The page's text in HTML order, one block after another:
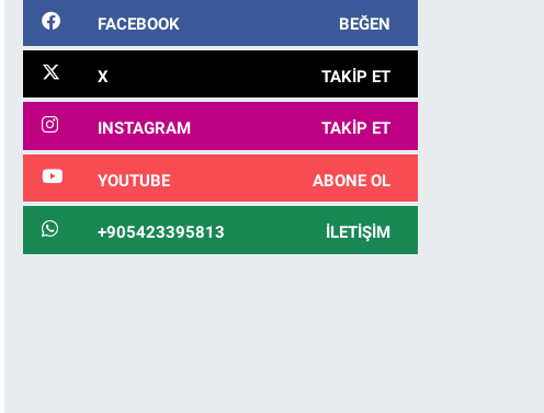
FACEBOOK BEĞEN
X TAKIP ET
INSTAGRAM TAKIP ET
YOUTUBE ABONE OL
+905423395813 İLETIŞIM